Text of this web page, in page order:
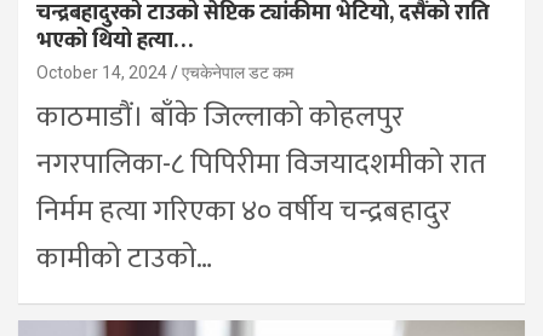
चन्द्रबहादुरको टाउको सेप्टिक ट्यांकीमा भेटियो, दसैंको राति
भएको थियो हत्या…
October 14, 2024 एचकेनेपाल डट कम
काठमाडौं। बाँके जिल्लाको कोहलपुर
नगरपालिका-८ पिपिरीमा विजयादशमीको रात
निर्मम हत्या गरिएका ४० वर्षीय चन्द्रबहादुर
कामीको टाउको…